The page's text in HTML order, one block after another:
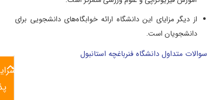
از دیگر مزایای این دانشگاه ارائه خوابگاه‌های دانشجویی برای
دانشجویان است.
سوالات متداول دانشگاه فنرباغچه استانبول